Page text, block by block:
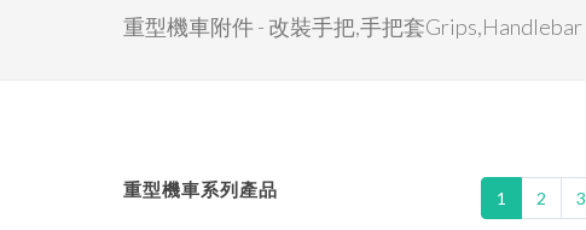
重型機車附件 - 改裝手把,手把套Grips,Handlebar
1 2 3
重型機車系列產品